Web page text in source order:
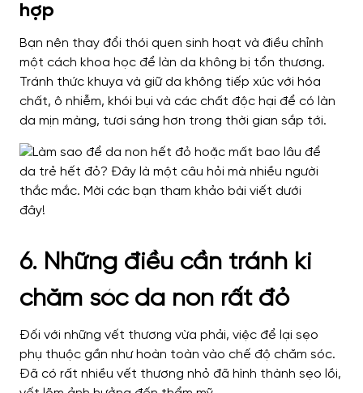
hợp
Bạn nên thay đổi thói quen sinh hoạt và điều chỉnh
một cách khoa học để làn da không bị tổn thương.
Tránh thức khuya và giữ da không tiếp xúc với hóa
chất, ô nhiễm, khói bụi và các chất độc hại để có làn
da mịn màng, tươi sáng hơn trong thời gian sắp tới.
6. Những điều cần tránh ki
chăm sóc da non rất đỏ
Đối với những vết thương vừa phải, việc để lại sẹo
phụ thuộc gần như hoàn toàn vào chế độ chăm sóc.
Đã có rất nhiều vết thương nhỏ đã hình thành sẹo lồi,